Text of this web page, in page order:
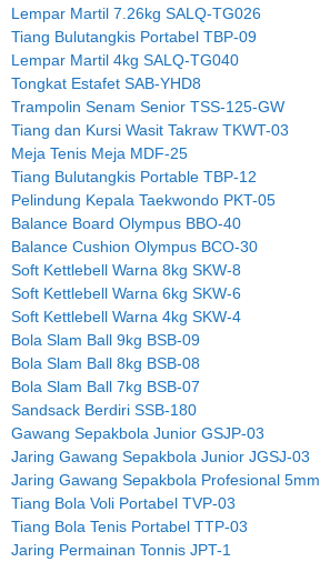
Lempar Martil 7.26kg SALQ-TG026
Tiang Bulutangkis Portabel TBP-09
Lempar Martil 4kg SALQ-TG040
Tongkat Estafet SAB-YHD8
Trampolin Senam Senior TSS-125-GW
Tiang dan Kursi Wasit Takraw TKWT-03
Meja Tenis Meja MDF-25
Tiang Bulutangkis Portable TBP-12
Pelindung Kepala Taekwondo PKT-05
Balance Board Olympus BBO-40
Balance Cushion Olympus BCO-30
Soft Kettlebell Warna 8kg SKW-8
Soft Kettlebell Warna 6kg SKW-6
Soft Kettlebell Warna 4kg SKW-4
Bola Slam Ball 9kg BSB-09
Bola Slam Ball 8kg BSB-08
Bola Slam Ball 7kg BSB-07
Sandsack Berdiri SSB-180
Gawang Sepakbola Junior GSJP-03
Jaring Gawang Sepakbola Junior JGSJ-03
Jaring Gawang Sepakbola Profesional 5mm
Tiang Bola Voli Portabel TVP-03
Tiang Bola Tenis Portabel TTP-03
Jaring Permainan Tonnis JPT-1